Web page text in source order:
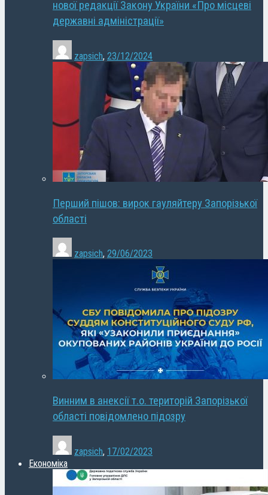
нової редакції Закону України «Про місцеві
державні адміністрації»
zapsich, 23/12/2024
Перший пішов: вирок гауляйтеру Запорізької
області
zapsich, 29/06/2023
Винним в анексії т.о. територій Запорізької
області повідомлено підозру
zapsich, 17/02/2023
Економіка